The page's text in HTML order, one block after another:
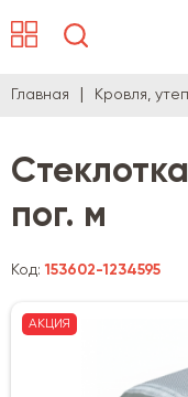
Главная Кровля,
пог. м
Код:153602-1234595
АКЦИЯ